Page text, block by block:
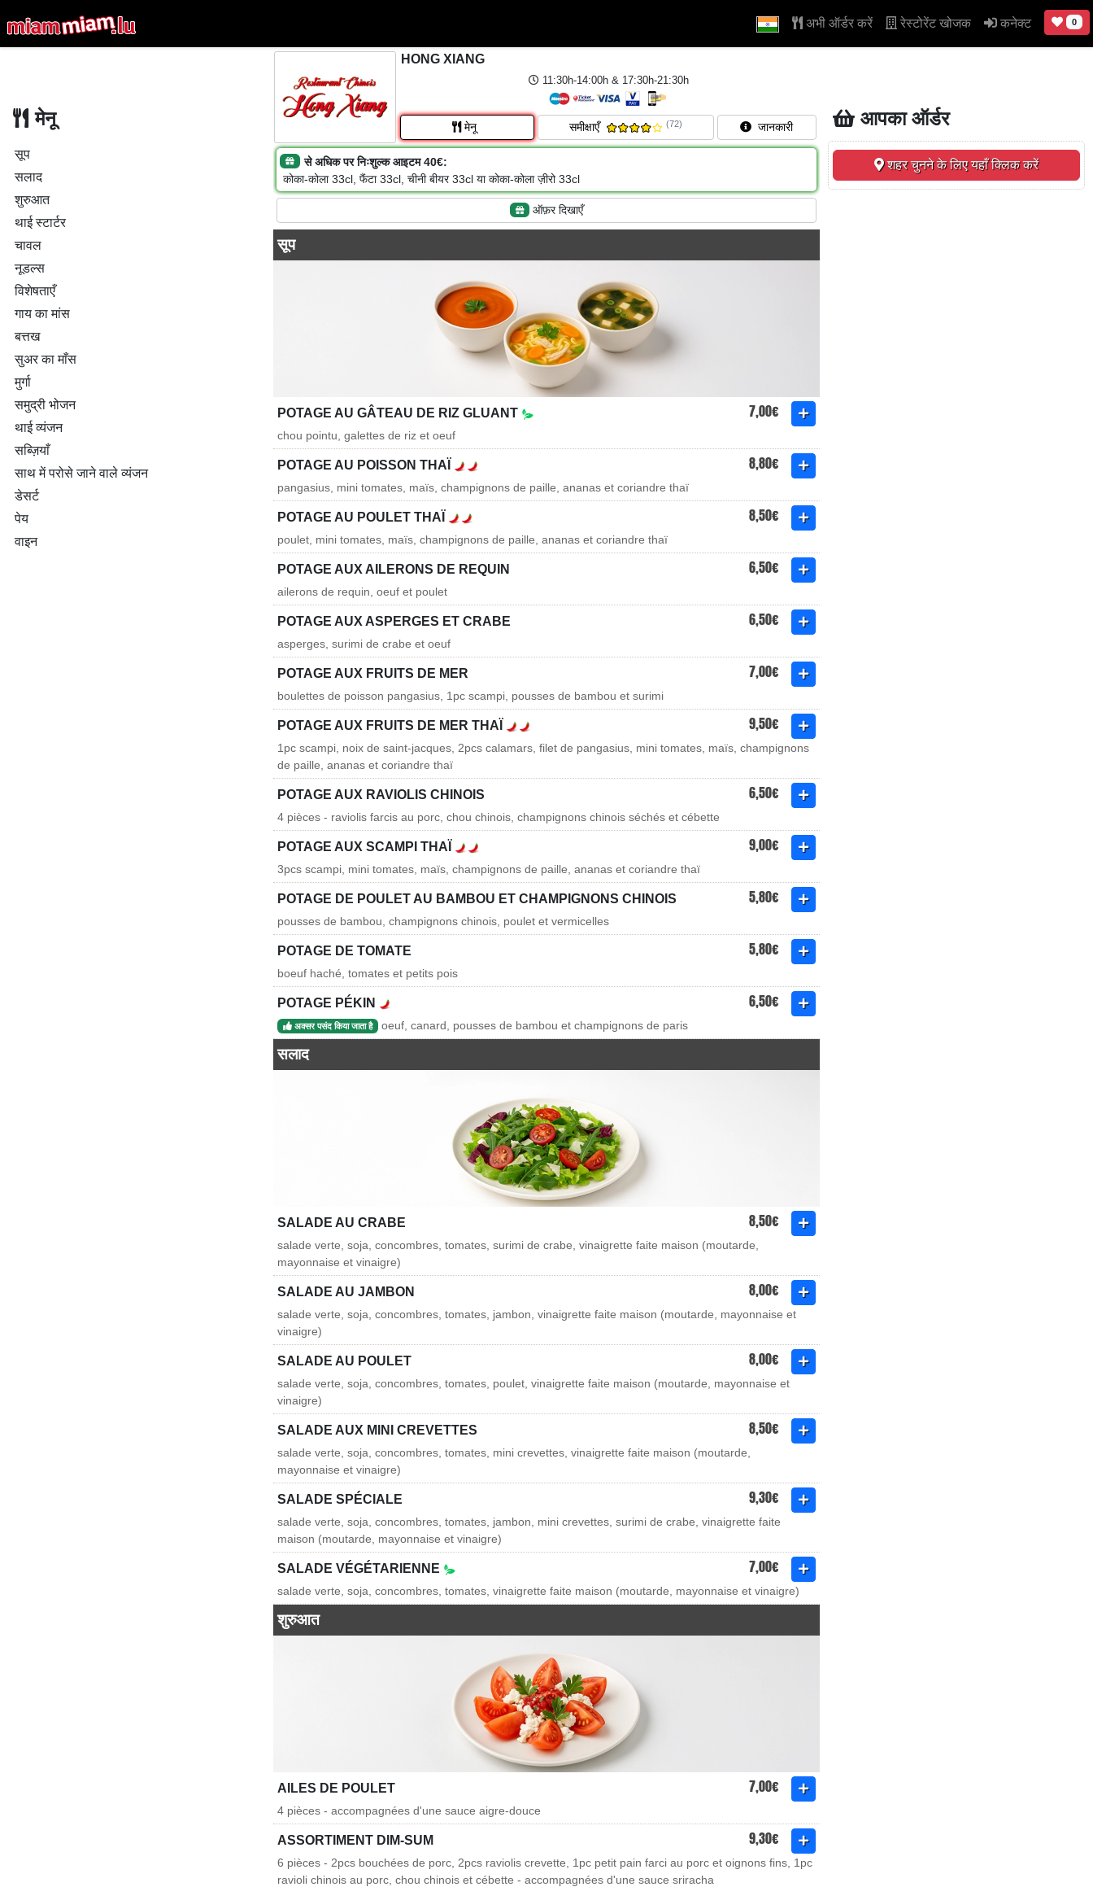
अभी ऑर्डर करें रेस्टोरेंट खोजक कनेक्ट 0
मेनू
सूप
सलाद
शुरुआत
थाई स्टार्टर
चावल
नूडल्स
विशेषताएँ
गाय का मांस
बत्तख
सुअर का माँस
मुर्गा
समुद्री भोजन
थाई व्यंजन
सब्ज़ियाँ
साथ में परोसे जाने वाले व्यंजन
डेसर्ट
पेय
वाइन
HONG XIANG
11:30h-14:00h & 17:30h-21:30h
मेनू समीक्षाएँ (72) जानकारी
से अधिक पर निःशुल्क आइटम 40€:
कोका-कोला 33cl, फैंटा 33cl, चीनी बीयर 33cl या कोका-कोला ज़ीरो 33cl
ऑफ़र दिखाएँ
सूप
POTAGE AU GÂTEAU DE RIZ GLUANT 7,00€
chou pointu, galettes de riz et oeuf
POTAGE AU POISSON THAÏ 8,80€
pangasius, mini tomates, maïs, champignons de paille, ananas et coriandre thaï
POTAGE AU POULET THAÏ 8,50€
poulet, mini tomates, maïs, champignons de paille, ananas et coriandre thaï
POTAGE AUX AILERONS DE REQUIN 6,50€
ailerons de requin, oeuf et poulet
POTAGE AUX ASPERGES ET CRABE 6,50€
asperges, surimi de crabe et oeuf
POTAGE AUX FRUITS DE MER 7,00€
boulettes de poisson pangasius, 1pc scampi, pousses de bambou et surimi
POTAGE AUX FRUITS DE MER THAÏ 9,50€
1pc scampi, noix de saint-jacques, 2pcs calamars, filet de pangasius, mini tomates, maïs, champignons
de paille, ananas et coriandre thaï
POTAGE AUX RAVIOLIS CHINOIS 6,50€
4 pièces - raviolis farcis au porc, chou chinois, champignons chinois séchés et cébette
POTAGE AUX SCAMPI THAÏ 9,00€
3pcs scampi, mini tomates, maïs, champignons de paille, ananas et coriandre thaï
POTAGE DE POULET AU BAMBOU ET CHAMPIGNONS CHINOIS 5,80€
pousses de bambou, champignons chinois, poulet et vermicelles
POTAGE DE TOMATE 5,80€
boeuf haché, tomates et petits pois
POTAGE PÉKIN 6,50€
अक्सर पसंद किया जाता है oeuf, canard, pousses de bambou et champignons de paris
सलाद
SALADE AU CRABE 8,50€
salade verte, soja, concombres, tomates, surimi de crabe, vinaigrette faite maison (moutarde,
mayonnaise et vinaigre)
SALADE AU JAMBON 8,00€
salade verte, soja, concombres, tomates, jambon, vinaigrette faite maison (moutarde, mayonnaise et
vinaigre)
SALADE AU POULET 8,00€
salade verte, soja, concombres, tomates, poulet, vinaigrette faite maison (moutarde, mayonnaise et
vinaigre)
SALADE AUX MINI CREVETTES 8,50€
salade verte, soja, concombres, tomates, mini crevettes, vinaigrette faite maison (moutarde,
mayonnaise et vinaigre)
SALADE SPÉCIALE 9,30€
salade verte, soja, concombres, tomates, jambon, mini crevettes, surimi de crabe, vinaigrette faite
maison (moutarde, mayonnaise et vinaigre)
SALADE VÉGÉTARIENNE 7,00€
salade verte, soja, concombres, tomates, vinaigrette faite maison (moutarde, mayonnaise et vinaigre)
शुरुआत
AILES DE POULET 7,00€
4 pièces - accompagnées d'une sauce aigre-douce
ASSORTIMENT DIM-SUM 9,30€
6 pièces - 2pcs bouchées de porc, 2pcs raviolis crevette, 1pc petit pain farci au porc et oignons fins, 1pc
ravioli chinois au porc, chou chinois et cébette - accompagnées d'une sauce sriracha
आपका ऑर्डर
शहर चुनने के लिए यहाँ क्लिक करें